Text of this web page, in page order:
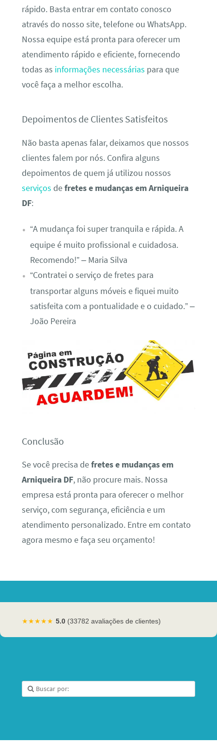
rápido. Basta entrar em contato conosco
através do nosso site, telefone ou WhatsApp.
Nossa equipe está pronta para oferecer um
atendimento rápido e eficiente, fornecendo
todas as informações necessárias para que
você faça a melhor escolha.
Depoimentos de Clientes Satisfeitos
Não basta apenas falar, deixamos que nossos
clientes falem por nós. Confira alguns
depoimentos de quem já utilizou nossos
serviços defretes e mudanças em Arniqueira
DF:
“A mudança foi super tranquila e rápida. A
equipe é muito profissional e cuidadosa.
Recomendo!” – Maria Silva
“Contratei o serviço de fretes para
transportar alguns móveis e fiquei muito
satisfeita com a pontualidade e o cuidado.” –
João Pereira
Conclusão
Se você precisa defretes e mudanças em
Arniqueira DF, não procure mais. Nossa
empresa está pronta para oferecer o melhor
serviço, com segurança, eficiência e um
atendimento personalizado. Entre em contato
agora mesmo e faça seu orçamento!
★★★★★ 5.0 (33782 avaliações de clientes)